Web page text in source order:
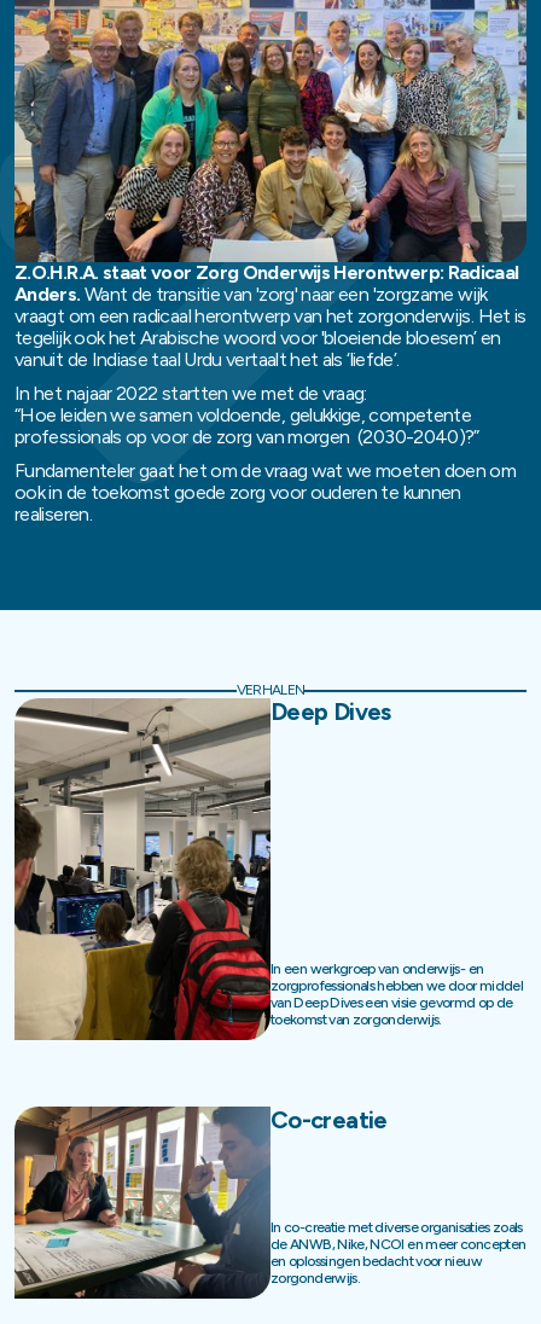
Z.O.H.R.A. staat voor Zorg Onderwijs Herontwerp: Radicaal
Anders. Want de transitie van 'zorg' naar een 'zorgzame wijk
vraagt om een radicaal herontwerp van het zorgonderwijs. Het is
tegelijk ook het Arabische woord voor 'bloeiende bloesem’ en
vanuit de Indiase taal Urdu vertaalt het als ‘liefde’.
In het najaar 2022 startten we met de vraag:
“Hoe leiden we samen voldoende, gelukkige, competente
professionals op voor de zorg van morgen (2030-2040)?”
Fundamenteler gaat het om de vraag wat we moeten doen om
ook in de toekomst goede zorg voor ouderen te kunnen
realiseren.
VERHALEN
Deep Dives
In een werkgroep van onderwijs- en
zorgprofessionals hebben we door middel
van Deep Dives een visie gevormd op de
toekomst van zorgonderwijs.
Co-creatie
In co-creatie met diverse organisaties zoals
de ANWB, Nike, NCOI en meer concepten
en oplossingen bedacht voor nieuw
zorgonderwijs.